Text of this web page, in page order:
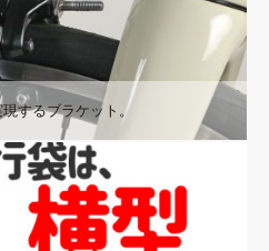
するブラケット。